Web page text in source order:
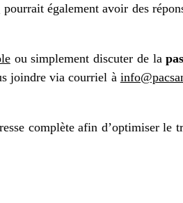
pourrait également avoir des
ou simplement discuter de la
joindre via courriel à
complète afin d’optimiser le